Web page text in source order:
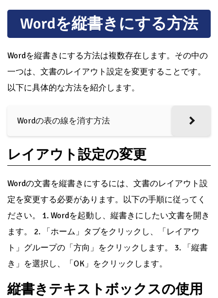
Wordを縦書きにする方法
Wordを縦書きにする方法は複数存在します。その中の
一つは、文書のレイアウト設定を変更することです。
以下に具体的な方法を紹介します。
Wordの表の線を消す方法
レイアウト設定の変更
Wordの文書を縦書きにするには、文書のレイアウト設
定を変更する必要があります。以下の手順に従ってく
ださい。 1. Wordを起動し、縦書きにしたい文書を開き
ます。 2. 「ホーム」タブをクリックし、「レイアウ
ト」グループの「方向」をクリックします。 3. 「縦書
き」を選択し、「OK」をクリックします。
縦書きテキストボックスの使用